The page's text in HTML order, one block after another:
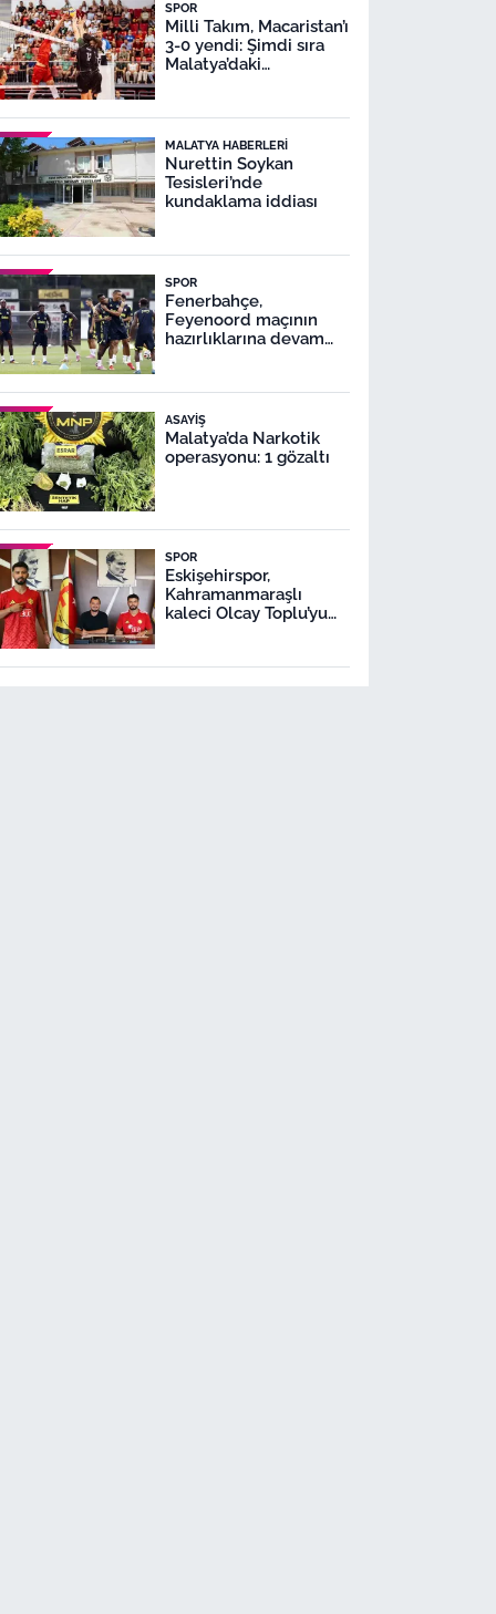
SPOR
Milli Takım, Macaristan’ı
3-0 yendi: Şimdi sıra
Malatya’daki
MALATYA HABERLERI
Nurettin Soykan
Tesisleri’nde
kundaklama iddiası
SPOR
Fenerbahçe,
Feyenoord maçının
hazırlıklarına devam
ASAYIŞ
Malatya’da Narkotik
operasyonu: 1 gözaltı
SPOR
Eskişehirspor,
Kahramanmaraşlı
kaleci Olcay Toplu’yu